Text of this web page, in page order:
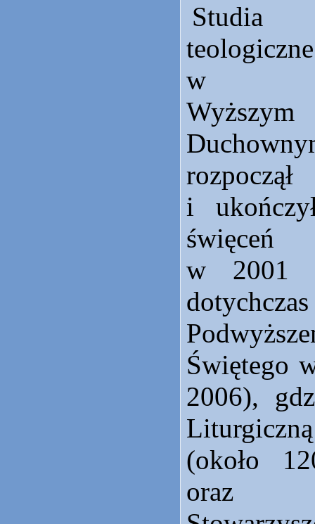
Studia
teologiczne
w
i
w 2001
Świętego
2006),
(około
oraz